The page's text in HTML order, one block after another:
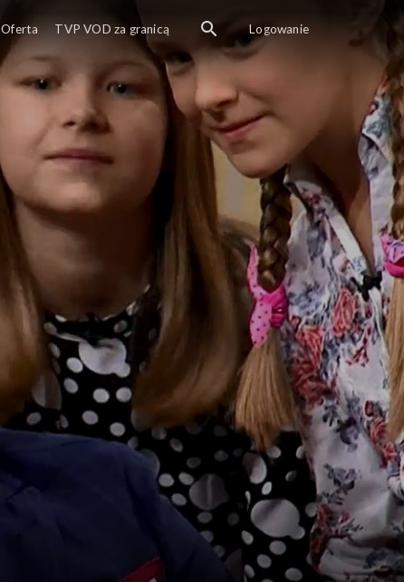
Oferta TVP VOD za granicą Logowanie